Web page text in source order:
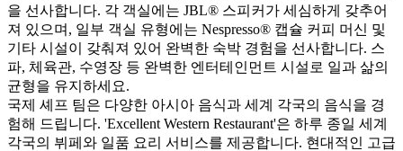
을 선사합니다. 각 객실에는 JBL® 스피커가 세심하게 갖추어
져 있으며, 일부 객실 유형에는 Nespresso® 캡슐 커피 머신 및
기타 시설이 갖춰져 있어 완벽한 숙박 경험을 선사합니다. 스
파, 체육관, 수영장 등 완벽한 엔터테인먼트 시설로 일과 삶의
균형을 유지하세요.
국제 셰프 팀은 다양한 아시아 음식과 세계 각국의 음식을 경
험해 드립니다. 'Excellent Western Restaurant'은 하루 종일 세계
각국의 뷔페와 일품 요리 서비스를 제공합니다. 현대적인 고급